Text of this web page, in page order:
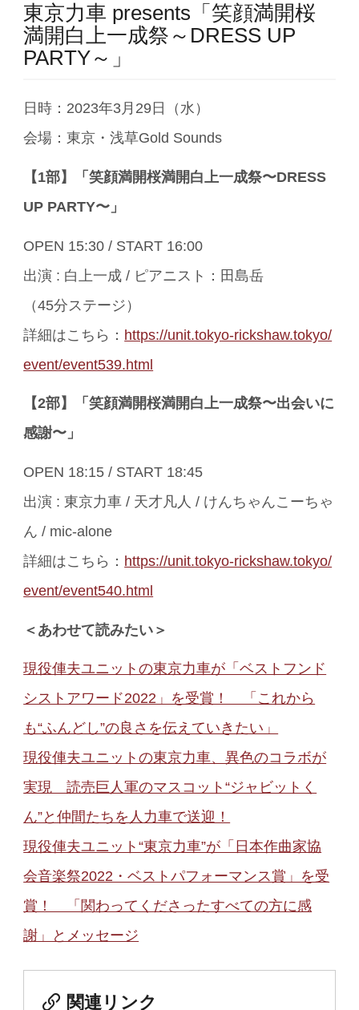
東京力車 presents「笑顔満開桜
満開白上一成祭～DRESS UP
PARTY～」
日時：2023年3月29日（水）
会場：東京・浅草Gold Sounds
【1部】「笑顔満開桜満開白上一成祭〜DRESS
UP PARTY〜」
OPEN 15:30 / START 16:00
出演 : 白上一成 / ピアニスト：田島岳
（45分ステージ）
詳細はこちら： https://unit.tokyo-rickshaw.tokyo/
event/event539.html
【2部】「笑顔満開桜満開白上一成祭〜出会いに
感謝〜」
OPEN 18:15 / START 18:45
出演 : 東京力車 / 天才凡人 / けんちゃんこーちゃ
ん / mic-alone
詳細はこちら： https://unit.tokyo-rickshaw.tokyo/
event/event540.html
＜あわせて読みたい＞
現役俥夫ユニットの東京力車が「ベストフンド
シストアワード2022」を受賞！ 「これから
も“ふんどし”の良さを伝えていきたい」
現役俥夫ユニットの東京力車、異色のコラボが
実現 読売巨人軍のマスコット“ジャビットく
ん”と仲間たちを人力車で送迎！
現役俥夫ユニット“東京力車”が「日本作曲家協
会音楽祭2022・ベストパフォーマンス賞」を受
賞！ 「関わってくださったすべての方に感
謝」とメッセージ
関連リンク